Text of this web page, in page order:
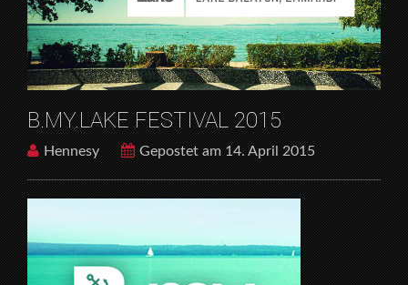
B.MY.LAKE FESTIVAL 2015
Hennesy Gepostet am 14. April 2015